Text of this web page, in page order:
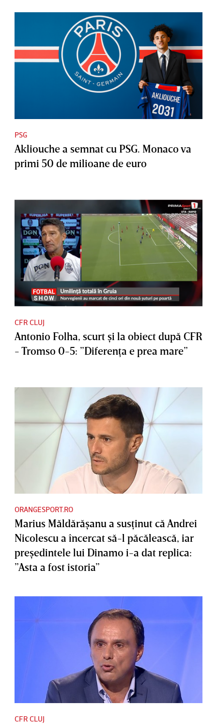
PSG
Akliouche a semnat cu PSG. Monaco va
primi 50 de milioane de euro
CFR CLUJ
Antonio Folha, scurt şi la obiect după CFR
- Tromso 0-5: ”Diferenţa e prea mare”
ORANGESPORT.RO
Marius Măldărăşanu a susţinut că Andrei
Nicolescu a încercat să-l păcălească, iar
preşedintele lui Dinamo i-a dat replica:
”Asta a fost istoria”
CFR CLUJ